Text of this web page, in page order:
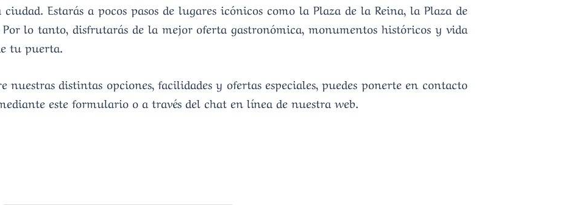
Estarás a pocos pasos de lugares icónicos como la Plaza de la Reina, la Plaza de
lo tanto, disfrutarás de la mejor oferta gastronómica, monumentos históricos y vida
tu puerta.
nuestras distintas opciones, facilidades y ofertas especiales, puedes ponerte en contacto
este formulario o a través del chat en línea de nuestra web.